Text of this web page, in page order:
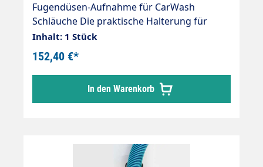
Fugendüsen-Aufnahme für CarWash
Schläuche Die praktische Halterung für
Zubehör Fugendüsen Konzipiert für zentrale
Sauganlagen, auch für einzelne SB-Sauger
einsetzbar hochwertige Verarbeitung stabil
und erweiterbar ansprechendes Design
Äußerst robust und stabil Edelstahldesign
geschliffen und gebürstet Ohne
leicht drehbaren Muffen.
Inhalt: 1 Stück
152,40 €*
In den Warenkorb